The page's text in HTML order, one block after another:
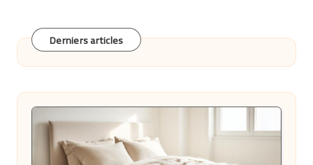
Derniers articles